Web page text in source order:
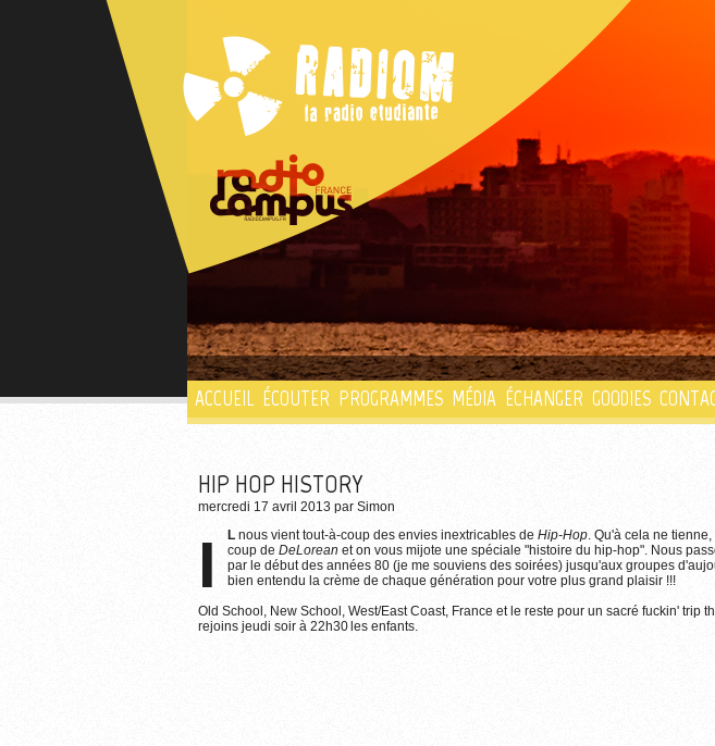
ACCUEIL ÉCOUTER PROGRAMMES MÉDIA ÉCHANGER GOODIES
HIP HOP HISTORY
mercredi 17 avril 2013 par Simon
IL nous vient tout-à-coup des envies inextricables de Hip-Hop. Qu'à cela ne
coup de DeLorean et on vous mijote une spéciale "histoire du hip-hop". Nous
par le début des années 80 (je me souviens des soirées) jusqu'aux groupes
bien entendu la crème de chaque génération pour votre plus grand plaisir !!!
Old School, New School, West/East Coast, France et le reste pour un sacré fuckin' trip
rejoins jeudi soir à 22h30 les enfants.